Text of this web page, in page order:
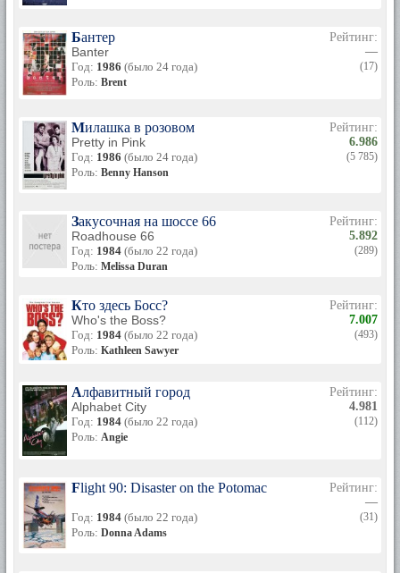
Бантер
Banter
Год: 1986 (было 24 года)
Роль: Brent
Рейтинг:
—
(17)
Милашка в розовом
Pretty in Pink
Год: 1986 (было 24 года)
Роль: Benny Hanson
Рейтинг:
6.986
(5 785)
Закусочная на шоссе 66
Roadhouse 66
Год: 1984 (было 22 года)
Роль: Melissa Duran
Рейтинг:
5.892
(289)
Кто здесь Босс?
Who's the Boss?
Год: 1984 (было 22 года)
Роль: Kathleen Sawyer
Рейтинг:
7.007
(493)
Алфавитный город
Alphabet City
Год: 1984 (было 22 года)
Роль: Angie
Рейтинг:
4.981
(112)
Flight 90: Disaster on the Potomac
Год: 1984 (было 22 года)
Роль: Donna Adams
Рейтинг:
—
(31)